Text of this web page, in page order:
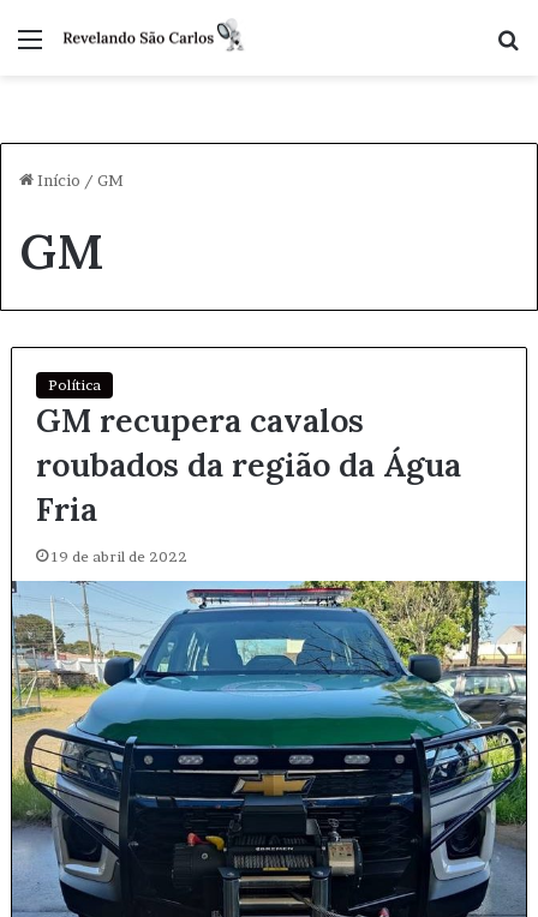
Menu
Início / GM
GM
Política
GM recupera cavalos
roubados da região da Água
Fria
19 de abril de 2022